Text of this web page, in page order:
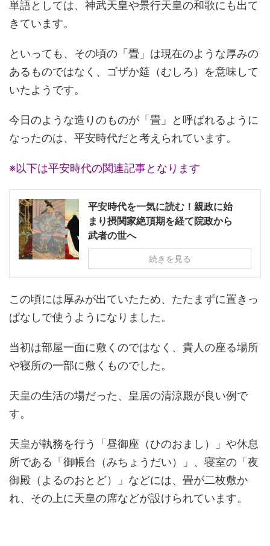
単語としては、神武天皇や景行天皇の和歌にも出て
きています。
といっても、その頃の「畳」は現在のような厚みの
あるものではなく、ゴザか筵（むしろ）を意味して
いたようです。
今日のような造りのものが「畳」と呼ばれるように
なったのは、平安時代だと考えられています。
※以下は平安時代の関連記事となります
平安時代を一気に読む！親政に始
まり摂関家絶頂期を経て院政から
武者の世へ
続きを見る
この頃には厚みが出ていたため、たたまずに置きっ
ぱなしで使うようになりました。
当初は部屋一面に敷くのではなく、貴人の座る場所
や寝所の一部に敷くものでした。
天皇の生活の場だった、皇居の清涼殿が良い例で
す。
天皇が執務を行う「昼御座（ひのおまし）」や休息
所である「御帳台（みちょうだい）」、寝室の「夜
御殿（よるのおとど）」などには、畳が二枚敷か
れ、その上に天皇の席などが設けられています。